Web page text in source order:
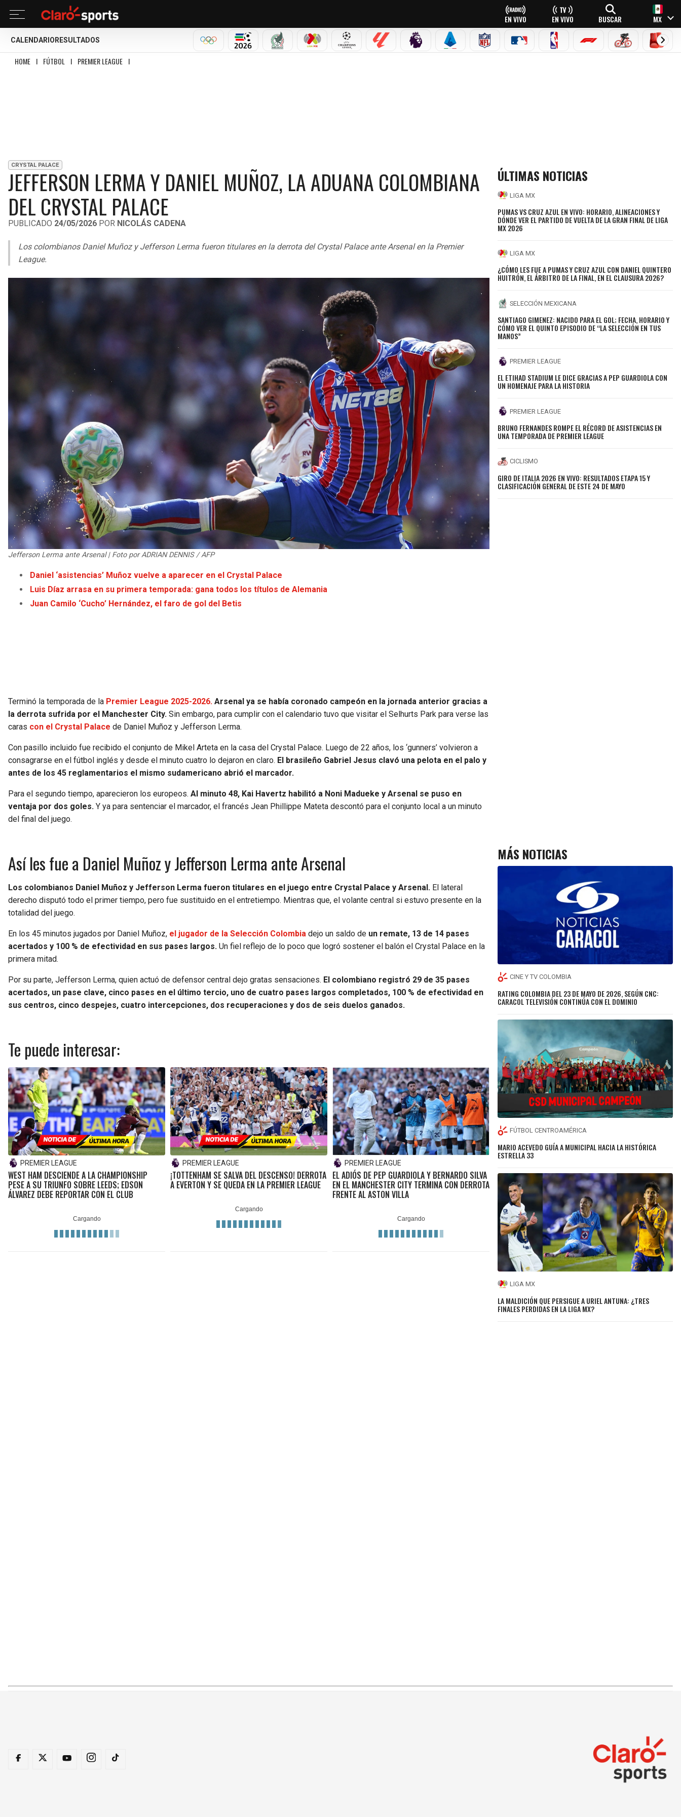
EN VIVO EN VIVO BUSCAR MX
CALENDARIO RESULTADOS
OLÍMPICOSMUNDIAL 2026SELECCIÓN MEXICANA
LIGA MX CHAMPIONS LEAGUE
LALIGA PREMIER LEAGUE
SERIE A NFL MLB NBA FÓRMULA 1CICLISMOBOXEO
HOME I FÚTBOL I PREMIER LEAGUE I
CRYSTAL PALACE
JEFFERSON LERMA Y DANIEL MUÑOZ, LA ADUANA COLOMBIANA
DEL CRYSTAL PALACE
PUBLICADO 24/05/2026 POR NICOLÁS CADENA
Los colombianos Daniel Muñoz y Jefferson Lerma fueron titulares en la derrota del Crystal Palace ante Arsenal en la Premier
League.
Jefferson Lerma ante Arsenal | Foto por ADRIAN DENNIS / AFP
Daniel ‘asistencias’ Muñoz vuelve a aparecer en el Crystal Palace
Luis Díaz arrasa en su primera temporada: gana todos los títulos de Alemania
Juan Camilo ‘Cucho’ Hernández, el faro de gol del Betis
Terminó la temporada de la Premier League 2025-2026. Arsenal ya se había coronado campeón en la jornada anterior gracias a
la derrota sufrida por el Manchester City. Sin embargo, para cumplir con el calendario tuvo que visitar el Selhurts Park para verse las
caras con el Crystal Palace de Daniel Muñoz y Jefferson Lerma.
Con pasillo incluido fue recibido el conjunto de Mikel Arteta en la casa del Crystal Palace. Luego de 22 años, los ‘gunners’ volvieron a
consagrarse en el fútbol inglés y desde el minuto cuatro lo dejaron en claro. El brasileño Gabriel Jesus clavó una pelota en el palo y
antes de los 45 reglamentarios el mismo sudamericano abrió el marcador.
Para el segundo tiempo, aparecieron los europeos. Al minuto 48, Kai Havertz habilitó a Noni Madueke y Arsenal se puso en
ventaja por dos goles. Y ya para sentenciar el marcador, el francés Jean Phillippe Mateta descontó para el conjunto local a un minuto
del final del juego.
Así les fue a Daniel Muñoz y Jefferson Lerma ante Arsenal
Los colombianos Daniel Muñoz y Jefferson Lerma fueron titulares en el juego entre Crystal Palace y Arsenal. El lateral
derecho disputó todo el primer tiempo, pero fue sustituido en el entretiempo. Mientras que, el volante central si estuvo presente en la
totalidad del juego.
En los 45 minutos jugados por Daniel Muñoz, el jugador de la Selección Colombia dejo un saldo de un remate, 13 de 14 pases
acertados y 100 % de efectividad en sus pases largos. Un fiel reflejo de lo poco que logró sostener el balón el Crystal Palace en la
primera mitad.
Por su parte, Jefferson Lerma, quien actuó de defensor central dejo gratas sensaciones. El colombiano registró 29 de 35 pases
acertados, un pase clave, cinco pases en el último tercio, uno de cuatro pases largos completados, 100 % de efectividad en
sus centros, cinco despejes, cuatro intercepciones, dos recuperaciones y dos de seis duelos ganados.
Te puede interesar:
PREMIER LEAGUE
WEST HAM DESCIENDE A LA CHAMPIONSHIP
PESE A SU TRIUNFO SOBRE LEEDS; EDSON
ÁLVAREZ DEBE REPORTAR CON EL CLUB
PREMIER LEAGUE
¡TOTTENHAM SE SALVA DEL DESCENSO! DERROTA
A EVERTON Y SE QUEDA EN LA PREMIER LEAGUE
PREMIER LEAGUE
EL ADIÓS DE PEP GUARDIOLA Y BERNARDO SILVA
EN EL MANCHESTER CITY TERMINA CON DERROTA
FRENTE AL ASTON VILLA
ÚLTIMAS NOTICIAS
LIGA MX
PUMAS VS CRUZ AZUL EN VIVO: HORARIO, ALINEACIONES Y
DÓNDE VER EL PARTIDO DE VUELTA DE LA GRAN FINAL DE LIGA
MX 2026
LIGA MX
¿CÓMO LES FUE A PUMAS Y CRUZ AZUL CON DANIEL QUINTERO
HUITRÓN, EL ÁRBITRO DE LA FINAL, EN EL CLAUSURA 2026?
SELECCIÓN MEXICANA
SANTIAGO GIMENEZ: NACIDO PARA EL GOL; FECHA, HORARIO Y
CÓMO VER EL QUINTO EPISODIO DE “LA SELECCIÓN EN TUS
MANOS”
PREMIER LEAGUE
EL ETIHAD STADIUM LE DICE GRACIAS A PEP GUARDIOLA CON
UN HOMENAJE PARA LA HISTORIA
PREMIER LEAGUE
BRUNO FERNANDES ROMPE EL RÉCORD DE ASISTENCIAS EN
UNA TEMPORADA DE PREMIER LEAGUE
CICLISMO
GIRO DE ITALIA 2026 EN VIVO: RESULTADOS ETAPA 15 Y
CLASIFICACIÓN GENERAL DE ESTE 24 DE MAYO
MÁS NOTICIAS
CINE Y TV COLOMBIA
RATING COLOMBIA DEL 23 DE MAYO DE 2026, SEGÚN CNC:
CARACOL TELEVISIÓN CONTINÚA CON EL DOMINIO
FÚTBOL CENTROAMÉRICA
MARIO ACEVEDO GUÍA A MUNICIPAL HACIA LA HISTÓRICA
ESTRELLA 33
LIGA MX
LA MALDICIÓN QUE PERSIGUE A URIEL ANTUNA: ¿TRES
FINALES PERDIDAS EN LA LIGA MX?